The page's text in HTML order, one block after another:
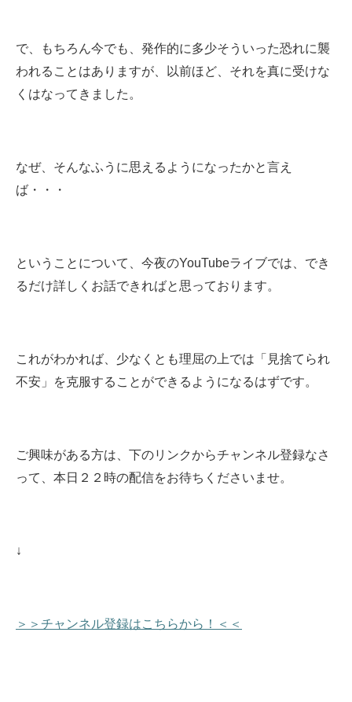
で、もちろん今でも、発作的に多少そういった恐れに襲
われることはありますが、以前ほど、それを真に受けな
くはなってきました。
なぜ、そんなふうに思えるようになったかと言え
ば・・・
ということについて、今夜のYouTubeライブでは、でき
るだけ詳しくお話できればと思っております。
これがわかれば、少なくとも理屈の上では「見捨てられ
不安」を克服することができるようになるはずです。
ご興味がある方は、下のリンクからチャンネル登録なさ
って、本日 ２２時の配信をお待ちくださいませ。
↓
＞＞チャンネル登録はこちらから！＜＜